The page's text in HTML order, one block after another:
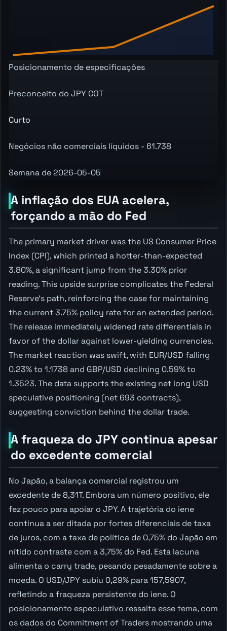
Posicionamento de especificações
Preconceito do JPY COT
Curto
Negócios não comerciais líquidos - 61.738
Semana de 2026-05-05
A inflação dos EUA acelera,
forçando a mão do Fed
The primary market driver was the US Consumer Price
Index (CPI), which printed a hotter-than-expected
3.80%, a significant jump from the 3.30% prior
reading. This upside surprise complicates the Federal
Reserve's path, reinforcing the case for maintaining
the current 3.75% policy rate for an extended period.
The release immediately widened rate differentials in
favor of the dollar against lower-yielding currencies.
The market reaction was swift, with EUR/USD falling
0.23% to 1.1738 and GBP/USD declining 0.59% to
1.3523. The data supports the existing net long USD
speculative positioning (net 693 contracts),
suggesting conviction behind the dollar trade.
A fraqueza do JPY continua apesar
do excedente comercial
No Japão, a balança comercial registrou um
excedente de 8,31T. Embora um número positivo, ele
fez pouco para apoiar o JPY. A trajetória do iene
continua a ser ditada por fortes diferenciais de taxa
de juros, com a taxa de política de 0,75% do Japão em
nítido contraste com a 3,75% do Fed. Esta lacuna
alimenta o carry trade, pesando pesadamente sobre a
moeda. O USD/JPY subiu 0,29% para 157,5907,
refletindo a fraqueza persistente do iene. O
posicionamento especulativo ressalta esse tema, com
os dados do Commitment of Traders mostrando uma